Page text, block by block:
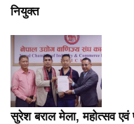
नियुक्त
सुरेश बराल मेला, महोत्सव एवं